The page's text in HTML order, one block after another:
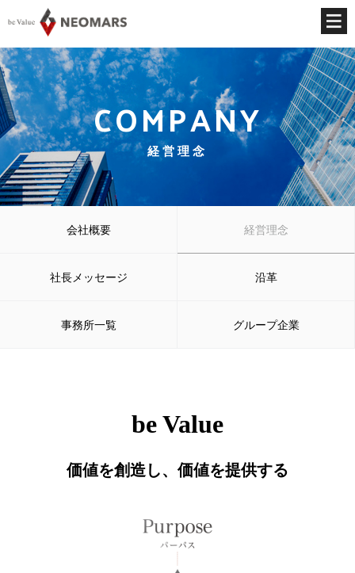
COMPANY
経営理念
会社概要 経営理念
社長メッセージ 沿革
事務所一覧 グループ企業
be Value
価値を創造し、価値を提供する